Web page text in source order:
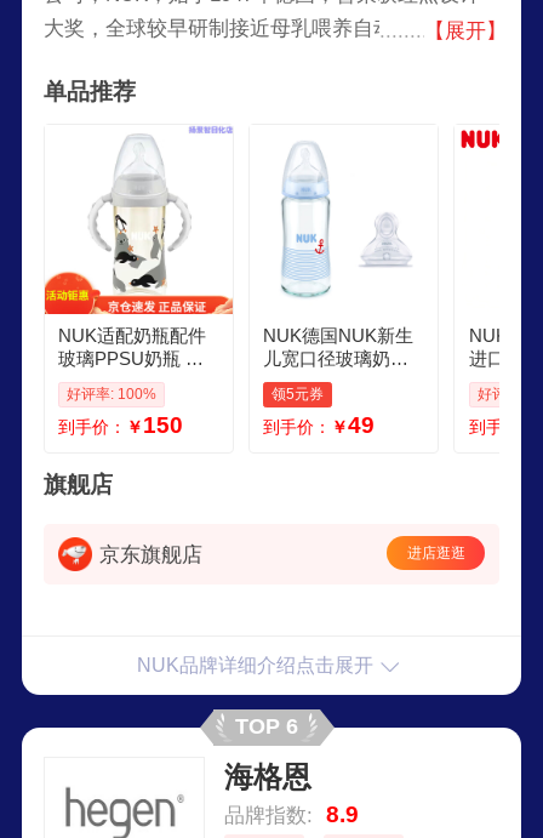
大奖，全球较早研制接近母乳喂养自动进气仿真奶
【展开】
单品推荐
NUK适配奶瓶配件
玻璃PPSU奶瓶 水
杯 包装破损 处理 介
意慎拍 PPSU300毫
升手柄奶瓶颜色随
好评率: 100%
到手价： ￥150
NUK德国NUK新生
儿宽口径玻璃奶瓶1
20240ml仿母乳防胀
气奶瓶 蓝色船锚 24
0ml 36月 配6月奶嘴
领5元券
到手价： ￥49
NUK瓶
进口新
瓶婴儿
身 配件
身240ml
好评率:
到手价：
旗舰店
京东旗舰店 进店逛逛
NUK品牌详细介绍点击展开
TOP 6
海格恩
品牌指数: 8.9